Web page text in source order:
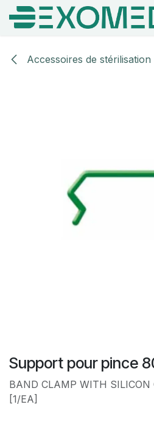
Se rendre au contenu
Accessoires de stérilisation
Support pour pince
BAND CLAMP WITH SILICON
[1/EA]